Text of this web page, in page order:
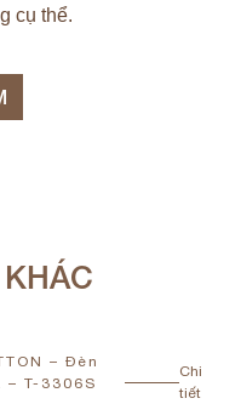
cụ thể.
– Đèn
– T-3306S
Chi
tiết